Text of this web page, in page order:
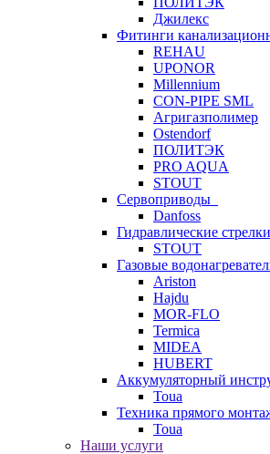
Джилекс
Фитинги
REHAU
UPONOR
Millennium
CON-PIPE SML
Агригазполимер
Ostendorf
ПОЛИТЭК
PRO AQUA
STOUT
Сервоприводы
Danfoss
Гидравлические стрелки
STOUT
Газовые
Ariston
Hajdu
MOR-FLO
Termica
MIDEA
HUBERT
Аккумуляторный
Toua
Техника прямого
Toua
Наши услуги